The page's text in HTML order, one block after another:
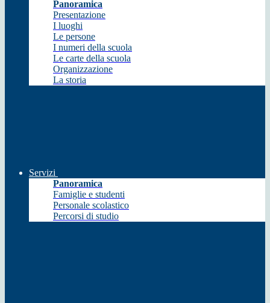
Panoramica
Presentazione
I luoghi
Le persone
I numeri della scuola
Le carte della scuola
Organizzazione
La storia
Servizi
Panoramica
Famiglie e studenti
Personale scolastico
Percorsi di studio